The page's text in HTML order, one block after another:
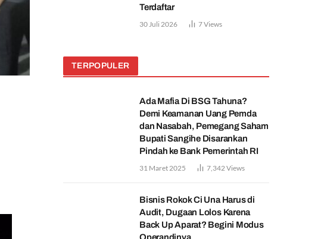
Terdaftar
30 Juli 2026 7Views
TERPOPULER
Ada Mafia Di BSG Tahuna?
Demi Keamanan Uang Pemda
dan Nasabah, Pemegang Saham
Bupati Sangihe Disarankan
Pindah ke Bank Pemerintah RI
31 Maret 2025 7,342 Views
Bisnis Rokok Ci Una Harus di
Audit, Dugaan Lolos Karena
Back Up Aparat? Begini Modus
Operandinya